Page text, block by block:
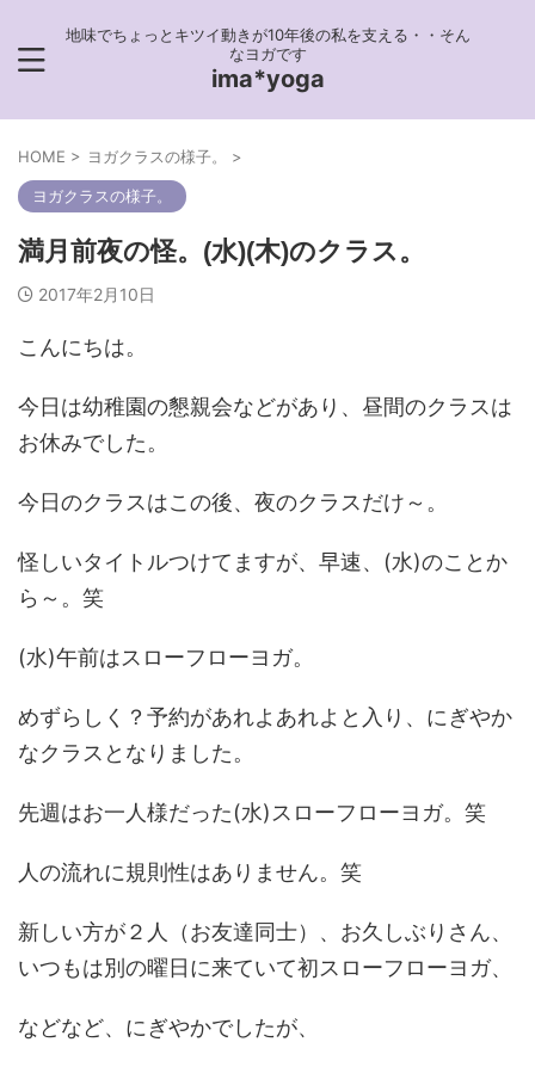
地味でちょっとキツイ動きが10年後の私を支える・・そん
なヨガです
ima*yoga
HOME > ヨガクラスの様子。 >
ヨガクラスの様子。
満月前夜の怪。(水)(木)のクラス。
2017年2月10日
こんにちは。
今日は幼稚園の懇親会などがあり、昼間のクラスは
お休みでした。
今日のクラスはこの後、夜のクラスだけ～。
怪しいタイトルつけてますが、早速、(水)のことか
ら～。笑
(水)午前はスローフローヨガ。
めずらしく？予約があれよあれよと入り、にぎやか
なクラスとなりました。
先週はお一人様だった(水)スローフローヨガ。笑
人の流れに規則性はありません。笑
新しい方が２人（お友達同士）、お久しぶりさん、
いつもは別の曜日に来ていて初スローフローヨガ、
などなど、にぎやかでしたが、